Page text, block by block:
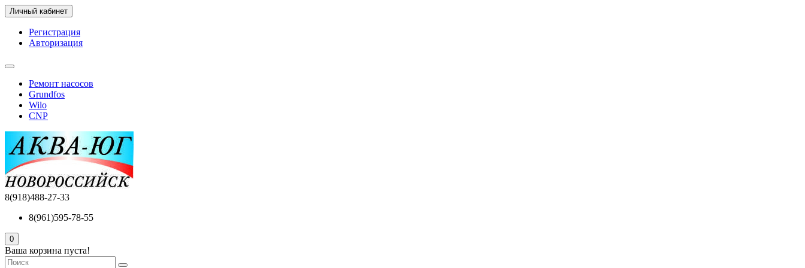
Личный кабинет
Регистрация
Авторизация
Ремонт насосов
Grundfos
Wilo
CNP
8(918)488-27-33
8(961)595-78-55
0
Ваша корзина пуста!